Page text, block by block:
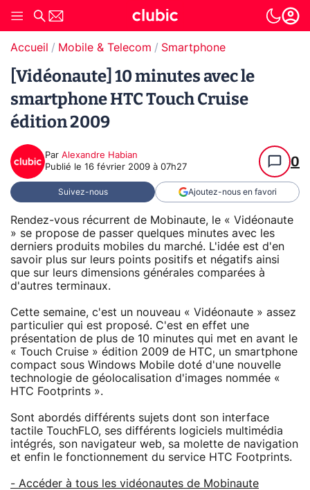
Accueil Mobile & Telecom Smartphone
[Vidéonaute] 10 minutes avec le
smartphone HTC Touch Cruise
édition 2009
Par Alexandre Habian
Publié le 16 février 2009 à 07h27 0
Suivez-nous Ajoutez-nous en favori
Rendez-vous récurrent de Mobinaute, le « Vidéonaute
» se propose de passer quelques minutes avec les
derniers produits mobiles du marché. L'idée est d'en
savoir plus sur leurs points positifs et négatifs ainsi
que sur leurs dimensions générales comparées à
d'autres terminaux.
Cette semaine, c'est un nouveau « Vidéonaute » assez
particulier qui est proposé. C'est en effet une
présentation de plus de 10 minutes qui met en avant le
« Touch Cruise » édition 2009 de HTC, un smartphone
compact sous Windows Mobile doté d'une nouvelle
technologie de géolocalisation d'images nommée «
HTC Footprints ».
Sont abordés différents sujets dont son interface
tactile TouchFLO, ses différents logiciels multimédia
intégrés, son navigateur web, sa molette de navigation
et enfin le fonctionnement du service HTC Footprints.
- Accéder à tous les vidéonautes de Mobinaute